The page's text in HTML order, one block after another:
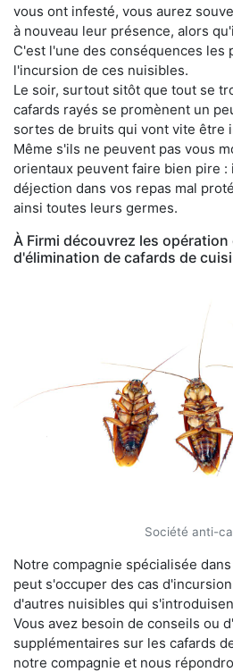
vous ont infesté, vous aurez
à nouveau leur présence, alors
C'est l'une des conséquences les
l'incursion de ces nuisibles.
Le soir, surtout sitôt que tout se
cafards rayés se promènent un
sortes de bruits qui vont vite être
Même s'ils ne peuvent pas vous
orientaux peuvent faire bien pire
déjection dans vos repas mal
ainsi toutes leurs germes.
À Firmi découvrez les
d'élimination de cafards de
Société anti-
Notre compagnie spécialisée
peut s'occuper des cas
d'autres nuisibles qui
Vous avez besoin de conseils ou
supplémentaires sur les cafards
notre compagnie et nous